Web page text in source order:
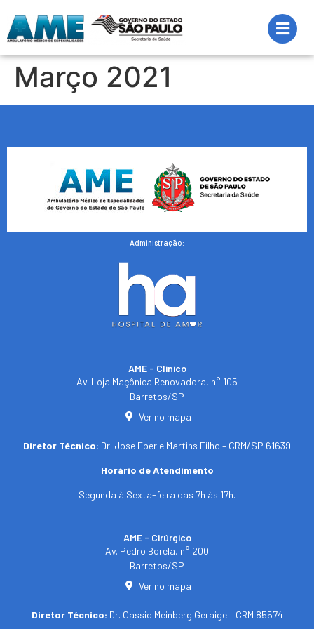
Março 2021
Administração:
AME - Clínico​
Av. Loja Maçônica Renovadora, n° 105
Barretos/SP​
Ver no mapa
Diretor Técnico: Dr. Jose Eberle Martins Filho – CRM/SP 61639
Horário de Atendimento
Segunda à Sexta-feira das 7h às 17h.
AME - Cirúrgico
Av. Pedro Borela, n° 200
Barretos/SP
Ver no mapa
Diretor Técnico: Dr. Cassio Meinberg Geraige – CRM 85574